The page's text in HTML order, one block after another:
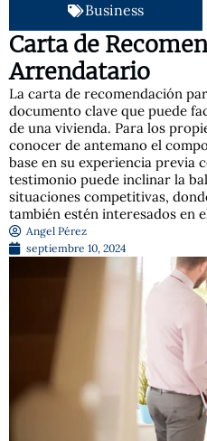
Business
Carta de
Arrendatario
La carta de recomendación
documento clave que puede
de una vivienda. Para los
conocer de antemano el
base en su experiencia previa
testimonio puede inclinar la
situaciones competitivas,
también estén interesados en
Angel Pérez
septiembre 10, 2024